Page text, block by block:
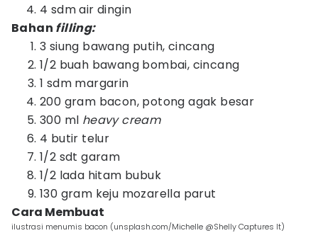
4 sdm air dingin
Bahan filling:
3 siung bawang putih, cincang
1/2 buah bawang bombai, cincang
1 sdm margarin
200 gram bacon, potong agak besar
300 ml heavy cream
4 butir telur
1/2 sdt garam
1/2 lada hitam bubuk
130 gram keju mozarella parut
Cara Membuat
ilustrasi menumis bacon (unsplash.com/Michelle @Shelly Captures It)